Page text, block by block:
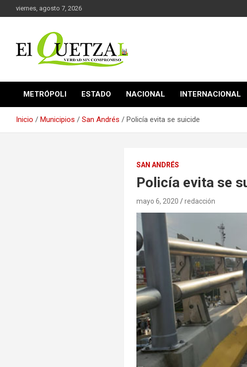
al
viernes, agosto 7, 2026
El Quetzal de Cholula
METRÓPOLI ESTADO NACIONAL INTERNACIONAL
Inicio Municipios San Andrés Policía evita se suicide
SAN ANDRÉS
Policía evita se
mayo 6, 2020 redacción